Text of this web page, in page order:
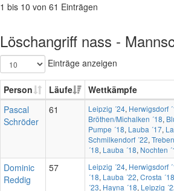
1 bis 10 von 61 Einträgen
Löschangriff nass -
Einträge anzeigen
Person Läufe
Wettkämpfe
Pascal
Schröder
61 Leipzig ´24, Herwigsdorf
Bröthen/Michalken ´18,
Pumpe ´18, Lauba ´17,
Schmilkendorf ´22,
´18, Lauba ´18, Nochten
Dominic
Reddig
57 Leipzig ´24, Herwigsdorf
´18, Lauba ´22, Crosta ´18
´23, Hayna ´18, Leipzig